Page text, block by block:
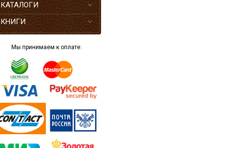
КАТАЛОГИ
КНИГИ
Мы принимаем к оплате: